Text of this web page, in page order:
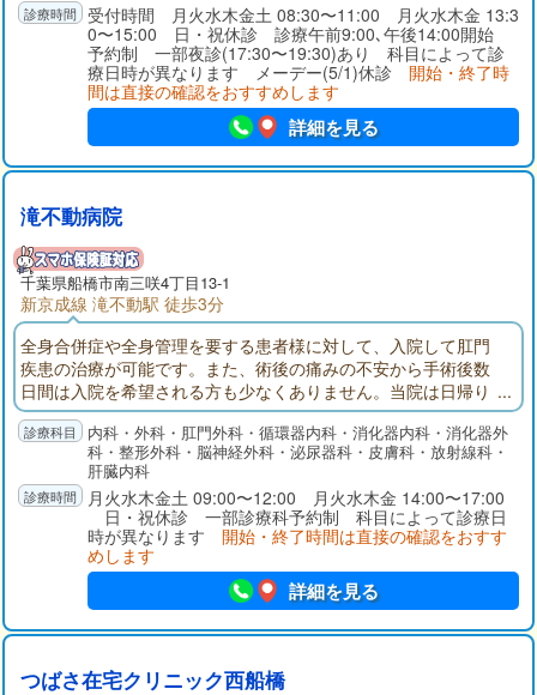
受付時間 月火水木金土 08:30〜11:00 月火水木金 13:3
0〜15:00 日・祝休診 診療午前9:00､午後14:00開始
予約制 一部夜診(17:30〜19:30)あり 科目によって診
療日時が異なります メーデー(5/1)休診 開始・終了時
間は直接の確認をおすすめします
詳細を見る
滝不動病院
千葉県船橋市南三咲4丁目13-1
新京成線 滝不動駅 徒歩3分
全身合併症や全身管理を要する患者様に対して、入院して肛門
疾患の治療が可能です。また、術後の痛みの不安から手術後数
日間は入院を希望される方も少なくありません。当院は日帰り
手術から入院手術まで対応可能な肛門疾患を専門とする病院で
す。大腸内視鏡検査では腸を伸ばさずに挿入する「軸保持短縮
法」で挿入し、挿入時の痛みを最小限に心掛けています。また
鎮痛剤・鎮静剤を使用して「寝ている間に検査が終わった」と
喜ばれる方も多くいらっしゃいます。
内科・外科・肛門外科・循環器内科・消化器内科・消化器外
科・整形外科・脳神経外科・泌尿器科・皮膚科・放射線科・
肝臓内科
月火水木金土 09:00〜12:00 月火水木金 14:00〜17:00
日・祝休診 一部診療科予約制 科目によって診療日
時が異なります 開始・終了時間は直接の確認をおすす
めします
詳細を見る
つばさ在宅クリニック西船橋